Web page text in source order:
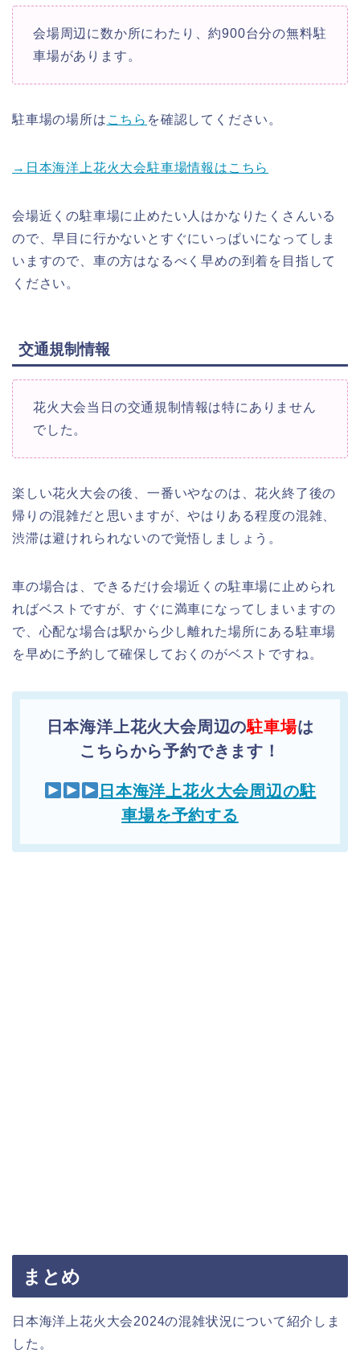
会場周辺に数か所にわたり、約900台分の無料駐
車場があります。
駐車場の場所は こちら を確認してください。
→日本海洋上花火大会駐車場情報はこちら
会場近くの駐車場に止めたい人はかなりたくさんいる
ので、早目に行かないとすぐにいっぱいになってしま
いますので、車の方はなるべく早めの到着を目指して
ください。
交通規制情報
花火大会当日の交通規制情報は特にありません
でした。
楽しい花火大会の後、一番いやなのは、花火終了後の
帰りの混雑だと思いますが、やはりある程度の混雑、
渋滞は避けれられないので覚悟しましょう。
車の場合は、できるだけ会場近くの駐車場に止められ
ればベストですが、すぐに満車になってしまいますの
で、心配な場合は駅から少し離れた場所にある駐車場
を早めに予約して確保しておくのがベストですね。
日本海洋上花火大会周辺の駐車場は
こちらから予約できます！
日本海洋上花火大会周辺の駐
車場を予約する
まとめ
日本海洋上花火大会2024の混雑状況について紹介しま
した。